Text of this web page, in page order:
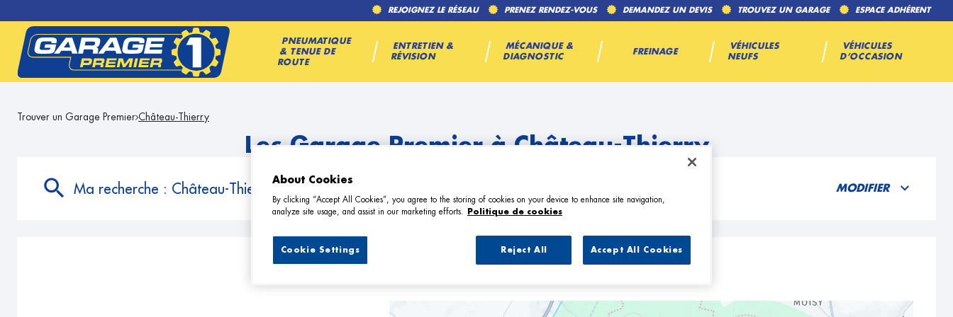
REJOIGNEZ LE RÉSEAU PRENEZ RENDEZ-VOUS DEMANDEZ UN DEVIS TROUVEZ UN GARAGE ESPACE ADHÉRENT
PNEUMATIQUE
& TENUE DE
ROUTE
ENTRETIEN &
RÉVISION
MÉCANIQUE &
DIAGNOSTIC
FREINAGE
VÉHICULES
NEUFS
VÉHICULES
D’OCCASION
Trouver un Garage Premier Château-Thierry
Les Garage Premier à Château-Thierry
Ma recherche : Château-Thierry MODIFIER
1 Garage Premier à Château-Thierry
About Cookies
By clicking “Accept All Cookies”, you agree to the storing of cookies on your device to enhance site navigation,
analyze site usage, and assist in our marketing efforts.
Politique de cookies
Reject All Accept All Cookies
Cookie Settings